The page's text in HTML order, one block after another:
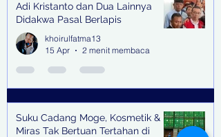
Adi Kristanto dan Dua Lainnya
Didakwa Pasal Berlapis
khoirulfatma13
15 Apr
2 menit membaca
Suku Cadang Moge, Kosmetik &
Miras Tak Bertuan Tertahan di